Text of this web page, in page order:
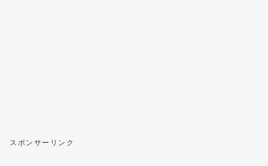
スポンサーリンク